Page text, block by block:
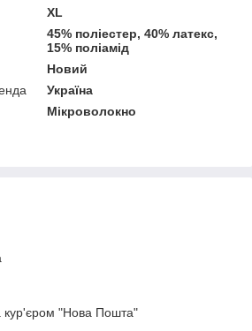
XL
45% поліестер, 40% латекс,
15% поліамід
Новий
Україна
Мікроволокно
кур'єром "Нова Пошта"